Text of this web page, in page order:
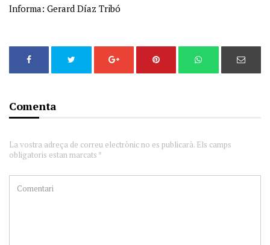
Informa: Gerard Díaz Tribó
Comenta
La vostra adreça de correu electrònic no es publicarà. Els camps
obligatoris estan marcats *